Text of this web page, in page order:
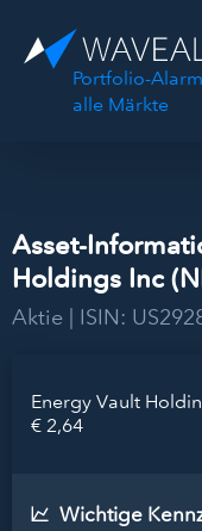
Portfolio-
alle Märkte
Asset-
Holdings Inc
Aktie | ISIN:
Energy Vault
€ 2,64
Wichtige